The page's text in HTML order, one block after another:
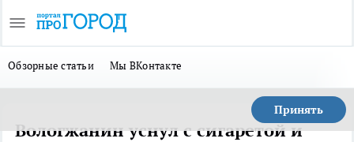
Обзорные статьи Мы ВКонтакте
Принять
Вологжанин уснул с сигаретой и